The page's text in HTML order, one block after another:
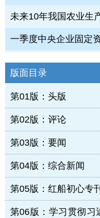
未来10年我国农业生
一季度中央企业固定
版面目录
第01版：头版
第02版：评论
第03版：要闻
第04版：综合新闻
第05版：红船初心专
第06版：学习贯彻习